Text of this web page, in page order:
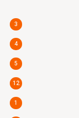
3
4
5
12
1